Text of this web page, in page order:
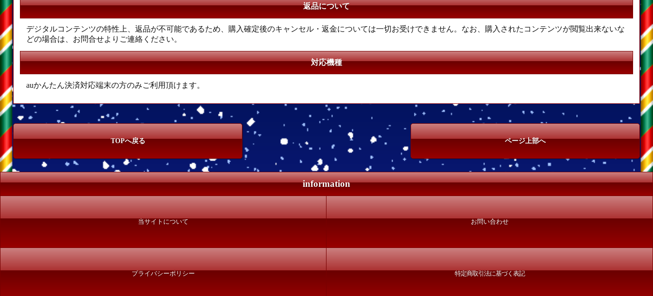
返品について
デジタルコンテンツの特性上、返品が不可能であるため、購入確定後のキャンセル・返金については一切お受けできません。なお、購入されたコンテンツが閲覧出来ないな
どの場合は、お問合せよりご連絡ください。
対応機種
auかんたん決済対応端末の方のみご利用頂けます。
TOPへ戻る ページ上部へ
information
当サイトについて お問い合わせ
プライバシーポリシー 特定商取引法に基づく表記